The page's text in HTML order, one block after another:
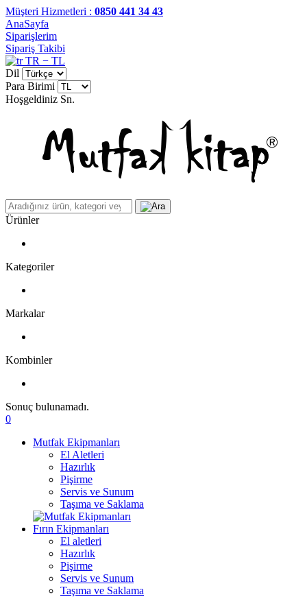
Müşteri Hizmetleri : 0850 441 34 43
AnaSayfa
Siparişlerim
Sipariş Takibi
TR − TL
Dil
Para Birimi
Hoşgeldiniz Sn.
Ürünler
Kategoriler
Markalar
Kombinler
Sonuç bulunamadı.
0
Mutfak Ekipmanları
El Aletleri
Hazırlık
Pişirme
Servis ve Sunum
Taşıma ve Saklama
Fırın Ekipmanları
El aletleri
Hazırlık
Pişirme
Servis ve Sunum
Taşıma ve Saklama